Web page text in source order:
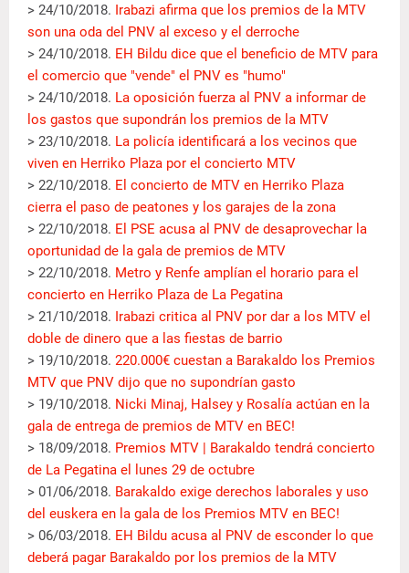
> 24/10/2018. Irabazi afirma que los premios de la MTV
son una oda del PNV al exceso y el derroche
> 24/10/2018. EH Bildu dice que el beneficio de MTV para
el comercio que "vende" el PNV es "humo"
> 24/10/2018. La oposición fuerza al PNV a informar de
los gastos que supondrán los premios de la MTV
> 23/10/2018. La policía identificará a los vecinos que
viven en Herriko Plaza por el concierto MTV
> 22/10/2018. El concierto de MTV en Herriko Plaza
cierra el paso de peatones y los garajes de la zona
> 22/10/2018. El PSE acusa al PNV de desaprovechar la
oportunidad de la gala de premios de MTV
> 22/10/2018. Metro y Renfe amplían el horario para el
concierto en Herriko Plaza de La Pegatina
> 21/10/2018. Irabazi critica al PNV por dar a los MTV el
doble de dinero que a las fiestas de barrio
> 19/10/2018. 220.000€ cuestan a Barakaldo los Premios
MTV que PNV dijo que no supondrían gasto
> 19/10/2018. Nicki Minaj, Halsey y Rosalía actúan en la
gala de entrega de premios de MTV en BEC!
> 18/09/2018. Premios MTV | Barakaldo tendrá concierto
de La Pegatina el lunes 29 de octubre
> 01/06/2018. Barakaldo exige derechos laborales y uso
del euskera en la gala de los Premios MTV en BEC!
> 06/03/2018. EH Bildu acusa al PNV de esconder lo que
deberá pagar Barakaldo por los premios de la MTV